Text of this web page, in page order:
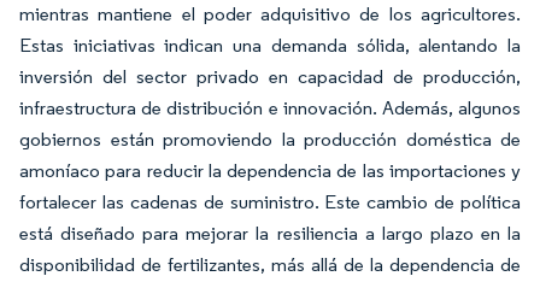
mientras mantiene el poder adquisitivo de los agricultores.
Estas iniciativas indican una demanda sólida, alentando la
inversión del sector privado en capacidad de producción,
infraestructura de distribución e innovación. Además, algunos
gobiernos están promoviendo la producción doméstica de
amoníaco para reducir la dependencia de las importaciones y
fortalecer las cadenas de suministro. Este cambio de política
está diseñado para mejorar la resiliencia a largo plazo en la
disponibilidad de fertilizantes, más allá de la dependencia de